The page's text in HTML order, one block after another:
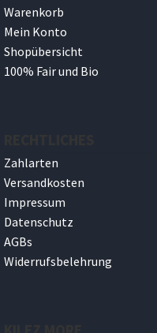
Warenkorb
Mein Konto
Shopübersicht
100% Fair und Bio
Zahlarten
Versandkosten
Impressum
Datenschutz
AGBs
Widerrufsbelehrung